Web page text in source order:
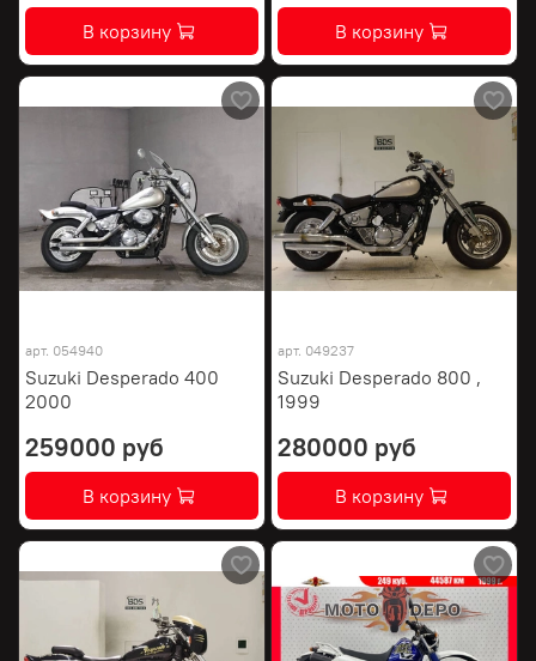
В корзину В корзину
арт. 054940
Suzuki Desperado 400
2000
259000 руб
В корзину
арт. 049237
Suzuki Desperado 800 ,
1999
280000 руб
В корзину